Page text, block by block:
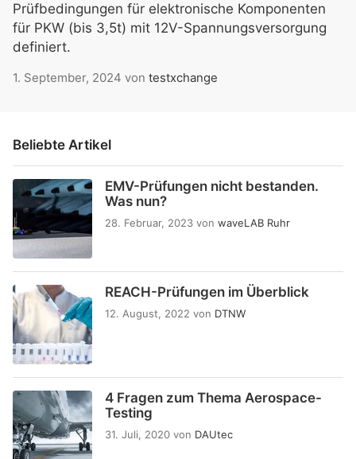
Prüfbedingungen für elektronische Komponenten
für PKW (bis 3,5t) mit 12V-Spannungsversorgung
definiert.
1. September, 2024 von testxchange
Beliebte Artikel
EMV-Prüfungen nicht bestanden.
Was nun?
28. Februar, 2023 von waveLAB Ruhr
REACH-Prüfungen im Überblick
12. August, 2022 von DTNW
4 Fragen zum Thema Aerospace-
Testing
31. Juli, 2020 von DAUtec